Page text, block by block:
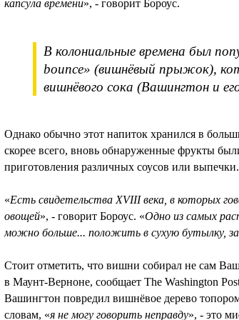
капсула времени», - говорит Бороус.
В колониальные времена был
bounce» (вишнёвый прыжок),
вишнёвого сока (Вашингтон и
Однако обычно этот напиток хранился в
скорее всего, вновь обнаруженные фрукты
приготовления различных соусов или выпечки.
«Есть свидетельства XVIII века, в которых
овощей», - говорит Бороус. «Одно из самых
можно больше... положить в сухую бутылку,
Стоит отметить, что вишни собирал не сам
в Маунт-Верноне, сообщает The Washington
Вашингтон повредил вишнёвое дерево
словам, «я не могу говорить неправду», - это